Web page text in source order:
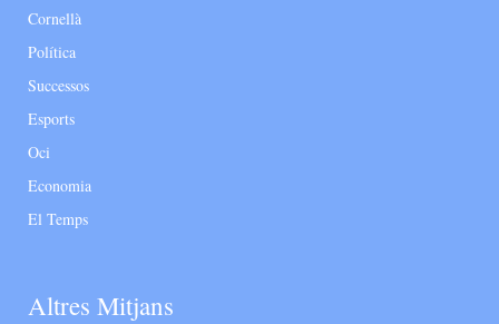
Cornellà
Política
Successos
Esports
Oci
Economia
El Temps
Altres Mitjans